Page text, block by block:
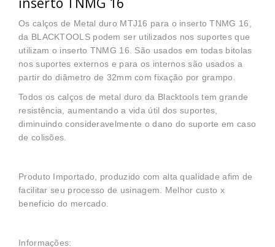
Os calços de Metal duro MTJ16 para o inserto TNMG 16,
da BLACKTOOLS podem ser utilizados nos suportes que
utilizam o inserto TNMG 16. São usados em todas bitolas
nos suportes externos e para os internos são usados a
partir do diâmetro de 32mm com fixação por grampo.
Todos os calços de metal duro da Blacktools tem grande
resistência, aumentando a vida útil dos suportes,
diminuindo consideravelmente o dano do suporte em caso
de colisões.
Produto Importado, produzido com alta qualidade afim de
facilitar seu processo de usinagem. Melhor custo x
beneficio do mercado.
Informações: